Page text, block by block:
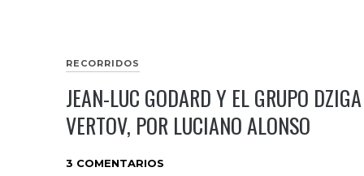
RECORRIDOS
JEAN-LUC GODARD Y EL GRUPO DZIGA
VERTOV, POR LUCIANO ALONSO
3 COMENTARIOS